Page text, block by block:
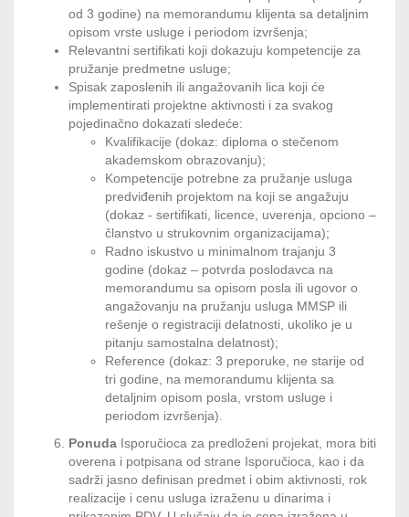
od 3 godine) na memorandumu klijenta sa detaljnim
opisom vrste usluge i periodom izvršenja;
Relevantni sertifikati koji dokazuju kompetencije za
pružanje predmetne usluge;
Spisak zaposlenih ili angažovanih lica koji će
implementirati projektne aktivnosti i za svakog
pojedinačno dokazati sledeće:
Kvalifikacije (dokaz: diploma o stečenom
akademskom obrazovanju);
Kompetencije potrebne za pružanje usluga
predviđenih projektom na koji se angažuju
(dokaz - sertifikati, licence, uverenja, opciono –
članstvo u strukovnim organizacijama);
Radno iskustvo u minimalnom trajanju 3
godine (dokaz – potvrda poslodavca na
memorandumu sa opisom posla ili ugovor o
angažovanju na pružanju usluga MMSP ili
rešenje o registraciji delatnosti, ukoliko je u
pitanju samostalna delatnost);
Reference (dokaz: 3 preporuke, ne starije od
tri godine, na memorandumu klijenta sa
detaljnim opisom posla, vrstom usluge i
periodom izvršenja).
Ponuda Isporučioca za predloženi projekat, mora biti
overena i potpisana od strane Isporučioca, kao i da
sadrži jasno definisan predmet i obim aktivnosti, rok
realizacije i cenu usluga izraženu u dinarima i